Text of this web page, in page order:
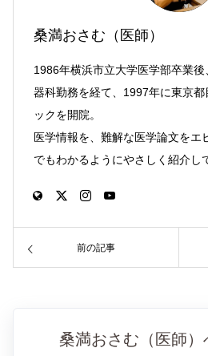
桑満おさむ（医師）
1986年横浜市立大学医学部卒業
器科勤務を経て、1997年に東京
ックを開院。
医学情報を、難解な医学論文をエ
でもわかるようにやさしく紹介し
前の記事
桑満おさむ（医師）